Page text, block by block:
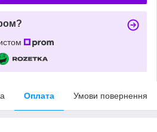
Оплата Умови повернення